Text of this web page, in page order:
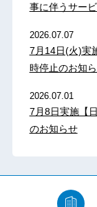
事に伴うサー
2026.07.07
7月14日(火)実
時停止のお知
2026.07.01
7月8日実施【
のお知らせ